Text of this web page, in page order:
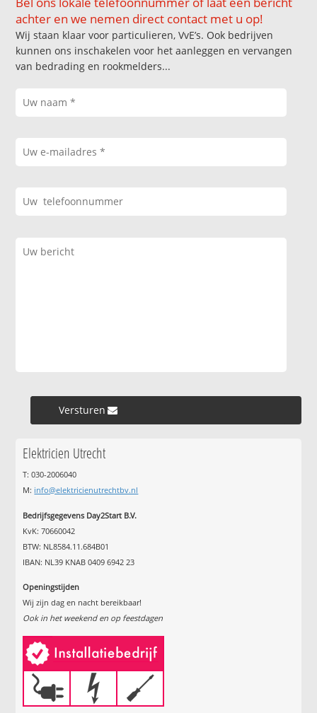
achter en we nemen direct contact met u op!
Wij staan klaar voor particulieren, VvE’s. Ook bedrijven
kunnen ons inschakelen voor het aanleggen en vervangen
van bedrading en rookmelders...
Versturen »
Elektricien Utrecht
T: 030-2006040
M: info@elektricienutrechtbv.nl
Bedrijfsgegevens Day2Start B.V.
KvK: 70660042
BTW: NL8584.11.684B01
IBAN: NL39 KNAB 0409 6942 23
Openingstijden
Wij zijn dag en nacht bereikbaar!
Ook in het weekend en op feestdagen